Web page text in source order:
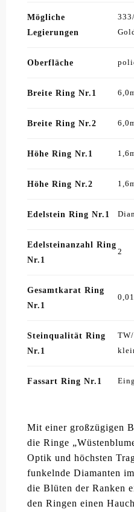
Mögliche
Legierungen
Oberfläche
Breite Ring Nr.1
Breite Ring Nr.2
Höhe Ring Nr.1
Höhe Ring Nr.2
Edelstein Ring Nr.1
Edelsteinanzahl Ring
Nr.1
2
Gesamtkarat Ring
Nr.1
Steinqualität Ring
Nr.1
Fassart Ring Nr.1
Mit einer großzügigen
die Ringe
Optik und höchsten
funkelnde Diamanten
die Blüten der Ranken
den Ringen einen